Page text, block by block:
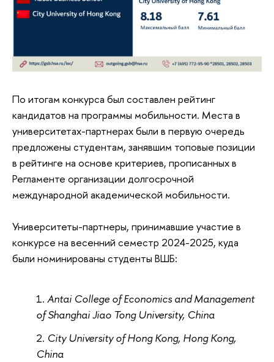
По итогам конкурса был составлен рейтинг
кандидатов на программы мобильности. Места в
университетах-партнерах были в первую очередь
предложены студентам, занявшим топовые позиции
в рейтинге на основе критериев, прописанных в
Регламенте организации долгосрочной
международной академической мобильности.
Университеты-партнеры, принимавшие участие в
конкурсе на весенний семестр 2024-2025, куда
были номинированы студенты ВШБ:
Antai College of Economics and Management
of Shanghai Jiao Tong University, China
City University of Hong Kong, Hong Kong,
China